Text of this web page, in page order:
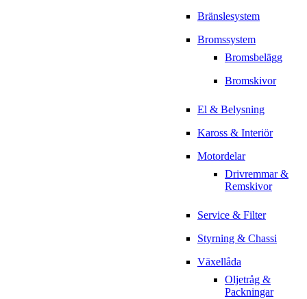
Bränslesystem
Bromssystem
Bromsbelägg
Bromskivor
El & Belysning
Kaross & Interiör
Motordelar
Drivremmar &
Remskivor
Service & Filter
Styrning & Chassi
Växellåda
Oljetråg &
Packningar